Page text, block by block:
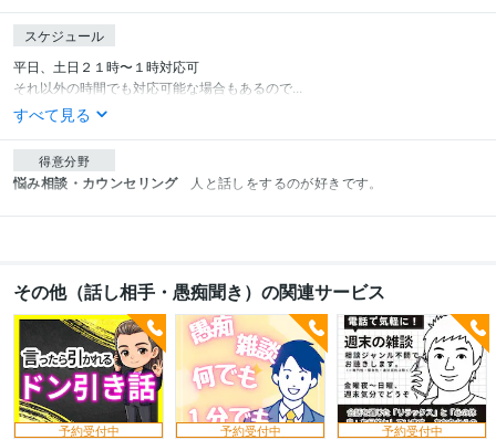
スケジュール
平日、土日２１時〜１時対応可
それ以外の時間でも対応可能な場合もあるので...
すべて見る
得意分野
悩み相談・カウンセリング 人と話しをするのが好きです。
その他（話し相手・愚痴聞き）の関連サービス
予約受付中
予約受付中
予約受付中